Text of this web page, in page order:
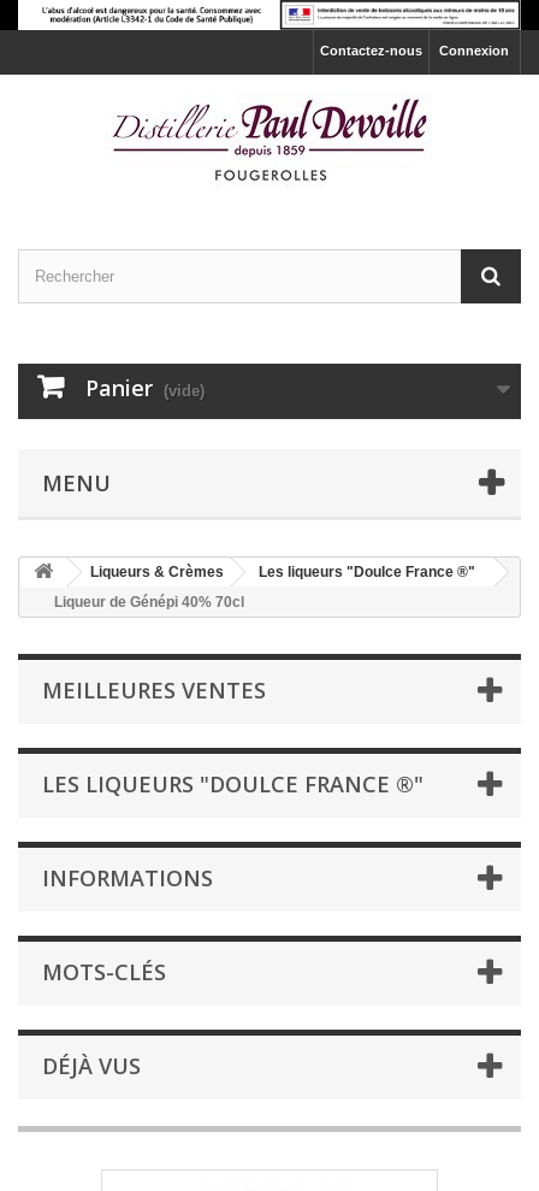
Connexion
Contactez-nous
Panier (vide)
MENU
Liqueurs & Crèmes
Les liqueurs "Doulce France ®"
Liqueur de Génépi 40% 70cl
MEILLEURES VENTES
LES LIQUEURS "DOULCE FRANCE ®"
INFORMATIONS
MOTS-CLÉS
DÉJÀ VUS